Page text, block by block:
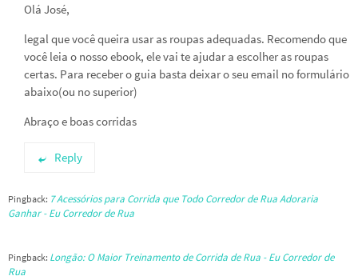
Olá José,
legal que você queira usar as roupas adequadas. Recomendo que
você leia o nosso ebook, ele vai te ajudar a escolher as roupas
certas. Para receber o guia basta deixar o seu email no formulário
abaixo(ou no superior)
Abraço e boas corridas
Reply
Pingback: 7 Acessórios para Corrida que Todo Corredor de Rua Adoraria
Ganhar - Eu Corredor de Rua
Pingback: Longão: O Maior Treinamento de Corrida de Rua - Eu Corredor de
Rua